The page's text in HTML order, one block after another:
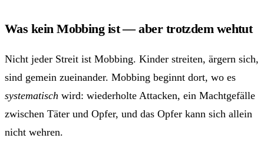
Was kein Mobbing ist — aber trotzdem wehtut
Nicht jeder Streit ist Mobbing. Kinder streiten, ärgern sich,
sind gemein zueinander. Mobbing beginnt dort, wo es
systematisch wird: wiederholte Attacken, ein Machtgefälle
zwischen Täter und Opfer, und das Opfer kann sich allein
nicht wehren.